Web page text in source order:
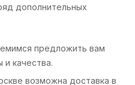
дополнительных
предложить вам
качества.
возможна доставка в